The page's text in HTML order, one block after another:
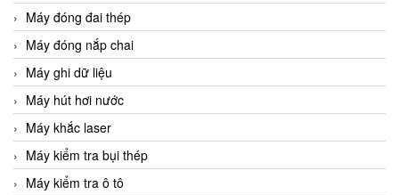
Máy đóng đai thép
Máy đóng nắp chai
Máy ghi dữ liệu
Máy hút hơi nước
Máy khắc laser
Máy kiểm tra bụi thép
Máy kiểm tra ô tô